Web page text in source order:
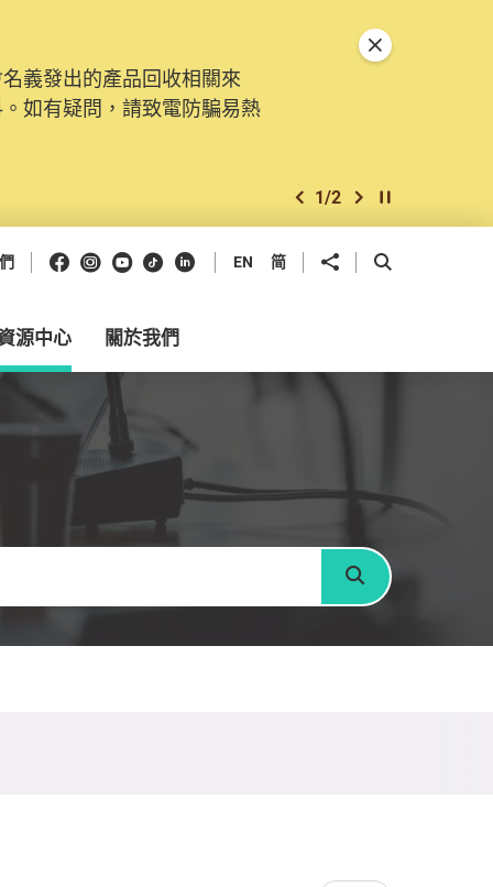
義發出的產品回收相關來
如有疑問，請致電防騙易熱
。由2025年11月10日起，
訴、查詢及建議。所有提交
上一個
2/2 下一個開始/暫停幻燈
關閉特別通告
Facebook
Instagram
Youtube
抖音領英 EN 简 分享到 開啟搜尋框
源中心 關於我們
搜尋